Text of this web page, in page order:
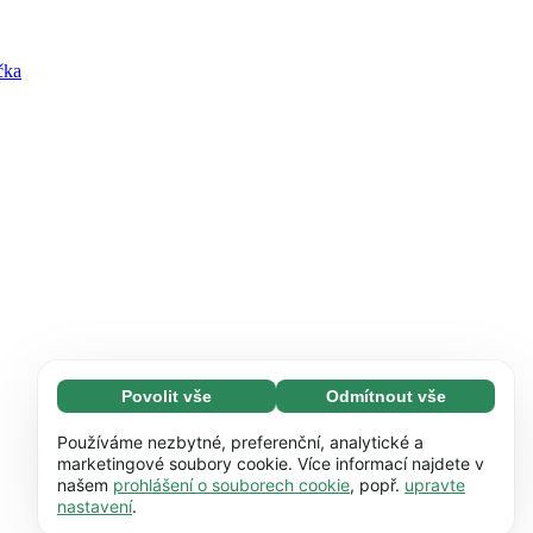
Nezbytné (65)
Nezbytné soubory cookie umožňují využívat
naše webové stránky díky základním
funkcím, např. navigaci na stránce. Bez
těchto souborů cookie nemůže webová
Zjistit více
Preference (17)
Povolit vše Odmítnout vše
Používáme nezbytné, preferenční, analytické a
marketingové soubory cookie. Více informací najdete v
našem prohlášení o souborech cookie, popř. upravte
nastavení.